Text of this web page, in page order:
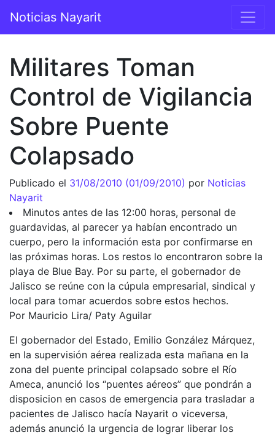
Navegación principal
Noticias Nayarit
Militares Toman
Control de Vigilancia
Sobre Puente
Colapsado
Publicado el 31/08/2010 (01/09/2010) por Noticias
Nayarit
Minutos antes de las 12:00 horas, personal de
guardavidas, al parecer ya habían encontrado un
cuerpo, pero la información esta por confirmarse en
las próximas horas. Los restos lo encontraron sobre la
playa de Blue Bay. Por su parte, el gobernador de
Jalisco se reúne con la cúpula empresarial, sindical y
local para tomar acuerdos sobre estos hechos.
Por Mauricio Lira/ Paty Aguilar
El gobernador del Estado, Emilio González Márquez,
en la supervisión aérea realizada esta mañana en la
zona del puente principal colapsado sobre el Río
Ameca, anunció los “puentes aéreos” que pondrán a
disposicion en casos de emergencia para trasladar a
pacientes de Jalisco hacía Nayarit o viceversa,
además anunció la urgencia de lograr liberar los